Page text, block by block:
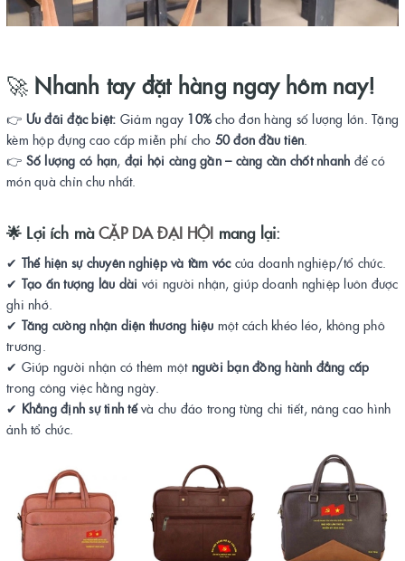
🚀 Nhanh tay đặt hàng ngay hôm nay!
👉 Ưu đãi đặc biệt: Giảm ngay 10%cho đơn hàng số lượng lớn. Tặng
kèm hộp đựng cao cấp miễn phí cho 50 đơn đầu tiên.
👉 Số lượng có hạn, đại hội càng gần – càng cần chốt nhanh để có
món quà chỉn chu nhất.
🌟 Lợi ích màCẶP DA ĐẠI HỘI mang lại:
✔ Thể hiện sự chuyên nghiệp và tầm vóccủa doanh nghiệp/tổ chức.
✔ Tạo ấn tượng lâu dài với người nhận, giúp doanh nghiệp luôn được
ghi nhớ.
✔ Tăng cường nhận diện thương hiệu một cách khéo léo, không phô
trương.
✔ Giúp người nhận có thêm một người bạn đồng hành đẳng cấp
trong công việc hằng ngày.
✔ Khẳng định sự tinh tếvà chu đáo trong từng chi tiết, nâng cao hình
ảnh tổ chức.